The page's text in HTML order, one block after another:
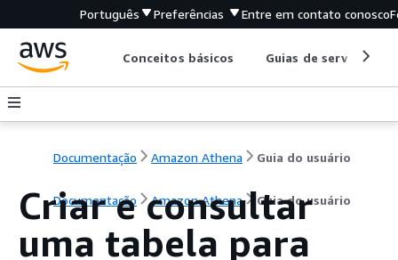
Português Preferências Entre em contato conosco
Conceitos básicos Guias de serviço
Documentação Amazon Athena Guia do usuário
Documentação Amazon Athena Guia do usuário
Criar e consultar
uma tabela para